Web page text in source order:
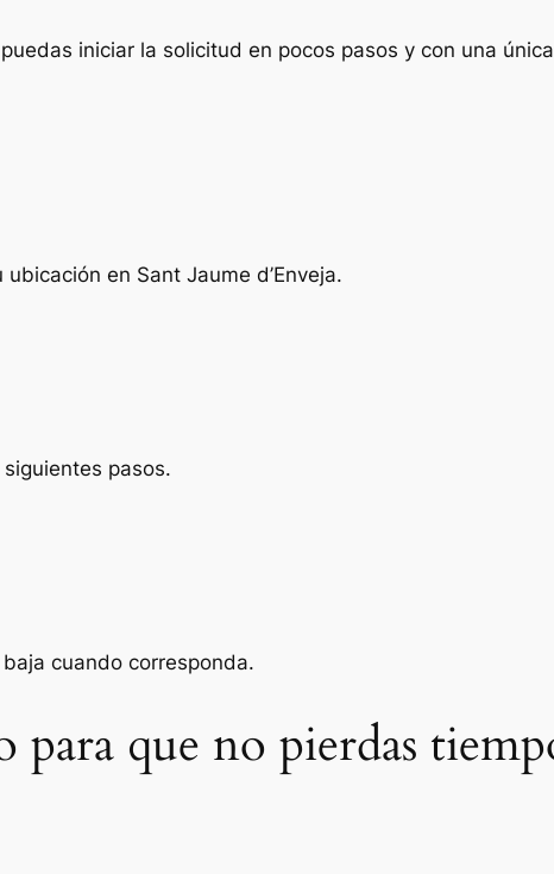
iniciar la solicitud en pocos pasos y con una
en Sant Jaume d’Enveja.
pasos.
cuando corresponda.
para que no pierdas